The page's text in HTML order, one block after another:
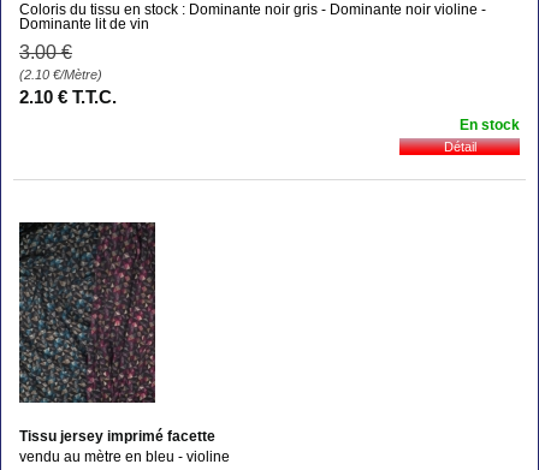
Coloris du tissu en stock : Dominante noir gris - Dominante noir violine -
Dominante lit de vin
3.00 €
(2.10 €/Mètre)
2.10 € T.T.C.
En stock
Tissu jersey imprimé facette
vendu au mètre en bleu - violine